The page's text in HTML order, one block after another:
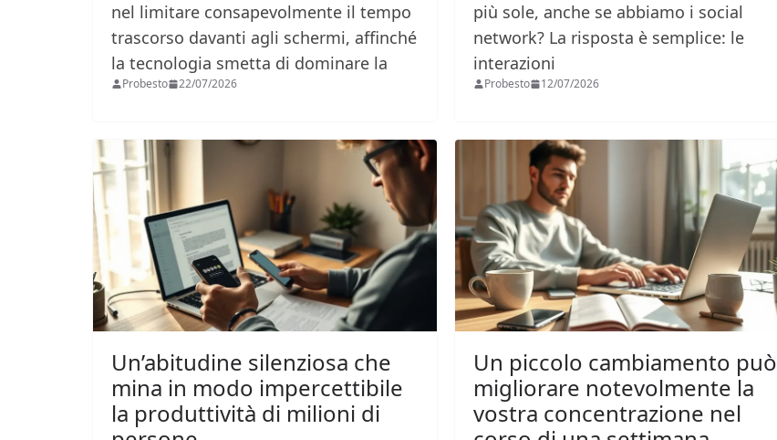
nel limitare consapevolmente il tempo
trascorso davanti agli schermi, affinché
la tecnologia smetta di dominare la
Probesto 22/07/2026
più sole, anche se abbiamo i social
network? La risposta è semplice: le
interazioni
Probesto 12/07/2026
Un’abitudine silenziosa che
mina in modo impercettibile
la produttività di milioni di
Un piccolo cambiamento può
migliorare notevolmente la
vostra concentrazione nel